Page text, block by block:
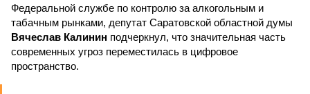
Федеральной службе по контролю за алкогольным и
табачным рынками, депутат Саратовской областной думы
Вячеслав Калинин подчеркнул, что значительная часть
современных угроз переместилась в цифровое
пространство.